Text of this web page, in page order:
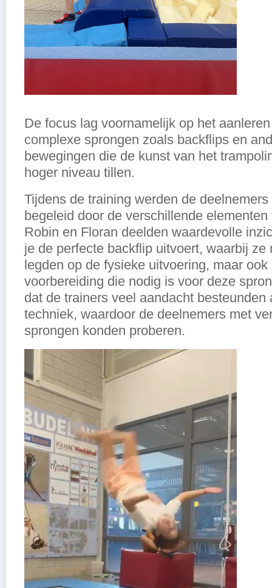
De focus lag voornamelijk op het
complexe sprongen zoals backflips en
bewegingen die de kunst van het
hoger niveau tillen.
Tijdens de training werden de
begeleid door de verschillende
Robin en Floran deelden waardevolle
je de perfecte backflip uitvoert, waarbij ze
legden op de fysieke uitvoering, maar
voorbereiding die nodig is voor deze
dat de trainers veel aandacht besteunden
techniek, waardoor de deelnemers met
sprongen konden proberen.